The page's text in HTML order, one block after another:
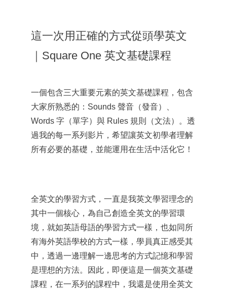
這一次用正確的方式從頭學英文
｜Square One 英文基礎課程
一個包含三大重要元素的英文基礎課程，包含
大家所熟悉的：Sounds 聲音（發音）、
Words 字（單字）與 Rules 規則（文法）。透
過我的每一系列影片，希望讓英文初學者理解
所有必要的基礎，並能運用在生活中活化它！
全英文的學習方式，一直是我英文學習理念的
其中一個核心，為自己創造全英文的學習環
境，就如英語母語的學習方式一樣，也如同所
有海外英語學校的方式一樣，學員真正感受其
中，透過一邊理解一邊思考的方式記憶和學習
是理想的方法。因此，即便這是一個英文基礎
課程，在一系列的課程中，我還是使用全英文